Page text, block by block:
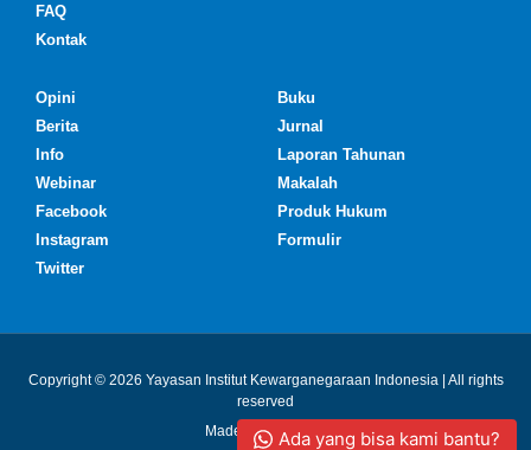
FAQ
Kontak
Opini
Berita
Info
Webinar
Facebook
Instagram
Twitter
Buku
Jurnal
Laporan Tahunan
Makalah
Produk Hukum
Formulir
Copyright © 2026 Yayasan Institut Kewarganegaraan Indonesia | All rights
reserved
Made with ❤ by IKIAda yang bisa kami bantu?